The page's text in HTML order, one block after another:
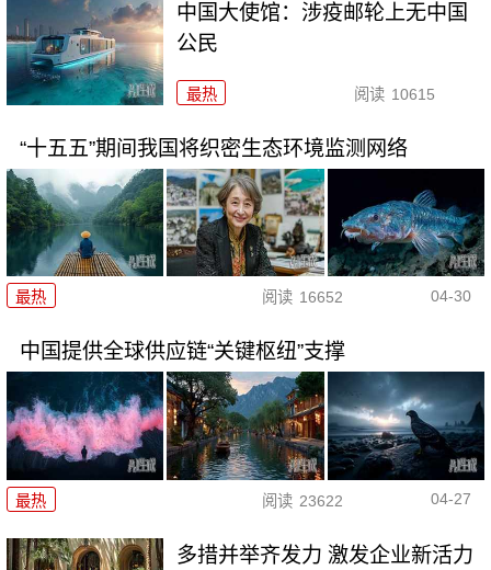
中国大使馆：涉疫邮轮上无中国
公民
最热 阅读 10615
“十五五”期间我国将织密生态环境监测网络
最热 阅读 16652 04-30
中国提供全球供应链“关键枢纽”支撑
最热 阅读 23622 04-27
多措并举齐发力 激发企业新活力